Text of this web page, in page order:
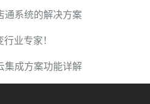
通系统的解决方案
业专家！
集成方案功能详解